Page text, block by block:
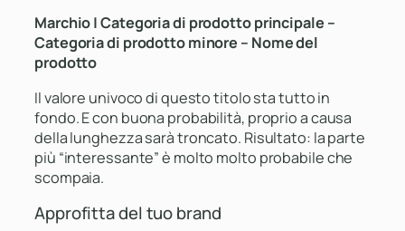
Marchio | Categoria di prodotto principale –
Categoria di prodotto minore – Nome del
prodotto
Il valore univoco di questo titolo sta tutto in
fondo. E con buona probabilità, proprio a causa
della lunghezza sarà troncato. Risultato: la parte
più “interessante” è molto molto probabile che
scompaia.
Approfitta del tuo brand